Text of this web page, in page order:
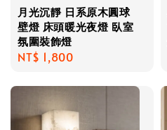
月光沉靜 日系原木圓球
壁燈 床頭暖光夜燈 臥室
氛圍裝飾燈
Regular
NT$ 1,800